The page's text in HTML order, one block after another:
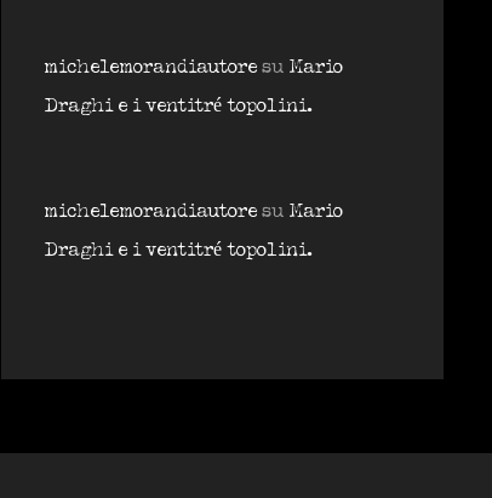
michelemorandiautoresu Mario
Draghi e i ventitré topolini.
michelemorandiautoresu Mario
Draghi e i ventitré topolini.